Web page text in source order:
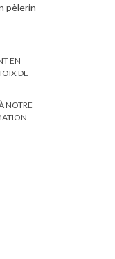
pèlerin
EN
DE
NOTRE